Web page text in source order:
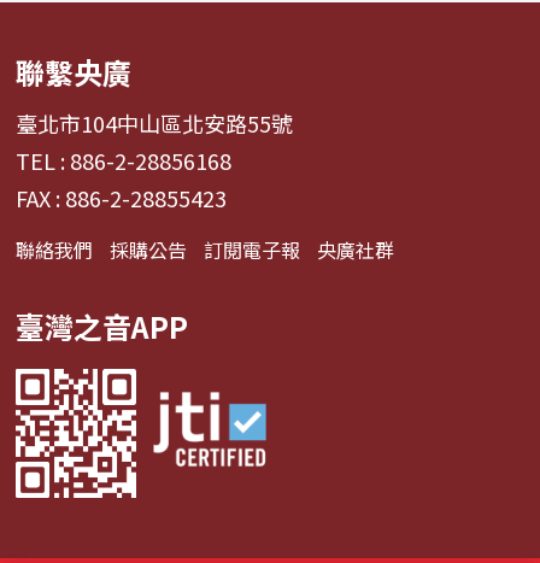
聯繫央廣
臺北市104中山區北安路55號
TEL : 886-2-28856168
FAX : 886-2-28855423
聯絡我們 採購公告 訂閱電子報 央廣社群
臺灣之音APP